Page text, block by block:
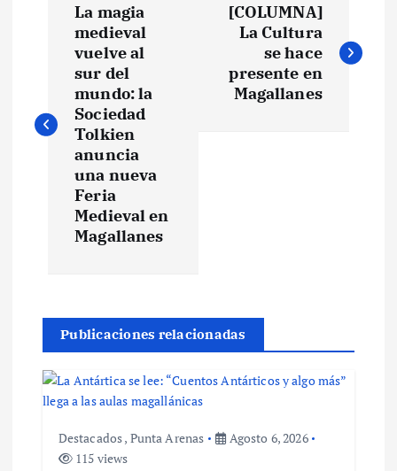
e
ó
n
La magia
medieval
vuelve al
sur del
mundo: la
Sociedad
Tolkien
anuncia
una nueva
Feria
Medieval en
Magallanes
[COLUMNA]
La Cultura
se hace
presente en
Magallanes
Publicaciones relacionadas
Destacados, Punta Arenas
Agosto 6, 2026
115 views